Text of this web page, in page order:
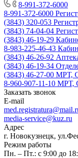
8-991-372-6000
8-991-372-6000
(3843) 320-053
(3843) 74-04-04
(3843) 46-19-29
8-983-225-46-43
(3843) 46-26-92
(3843) 46-19-34
(3843) 46-27-00 МРТ,
8-960-907-11-10 МРТ,
Заказать звонок
E-mail
media-service@kuz.ru
Адрес
г. Новокузнецк,
Режим работы
Пн. – Пт.: с 9:00 до